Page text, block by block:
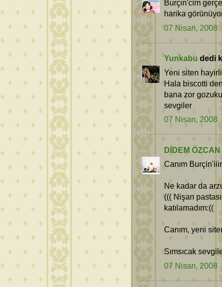
Burçin'cim
harika
07 Nisan, 2008
Yunkabu dedi
Yeni siten
Hala biscotti
bana zor
sevgiler
07 Nisan, 2008
DİDEM ÖZCAN
Canım
Ne kadar da
((( Nişan
katılamadım:((
Canım, yeni
Sımsıcak
07 Nisan, 2008